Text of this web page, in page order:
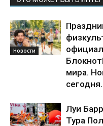
Новости
мира.
Луи
Тура